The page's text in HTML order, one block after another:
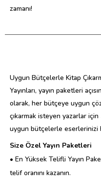
zamanı!
Uygun Bütçelerle Kitap
Yayınları, yayın paketleri
olarak, her bütçeye uygun
çıkarmak isteyen yazarlar
uygun bütçelerle eserlerinizi
Size Özel Yayın Paketleri
• En Yüksek Telifli Yayın
telif oranını kazanın.